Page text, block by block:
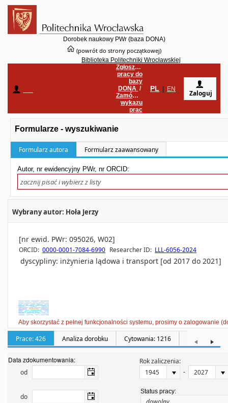
Dorobek naukowy PWr (baza DONA)
(powrót do strony początkowej)
Biblioteka Politechniki Wrocławskiej
Zgłoszenie
pracy do
bazy
DONA /
Zamówienie
wykazu
prac
PL EN Zaloguj
Formularze - wyszukiwanie
Formularz autora Formularz zaawansowany
Autor, nr ewidencyjny PWr, nr ORCID:
Wybrany autor: Hoła Jerzy
[nr ewid. PWr: 095026, W02]
ORCID: 0000-0001-7084-6990 Researcher ID: LLL-6056-2024
dyscypliny: inżynieria lądowa i transport [od 2017 do 2021]
Aby skorzystać z pełnej funkcjonalności systemu, prosimy o zalogowanie
Prace: 426 Analiza dorobku Cytowania: 1216
Data zdokumentowania:
od
Rok zaliczenia:
-
do
Status pracy: